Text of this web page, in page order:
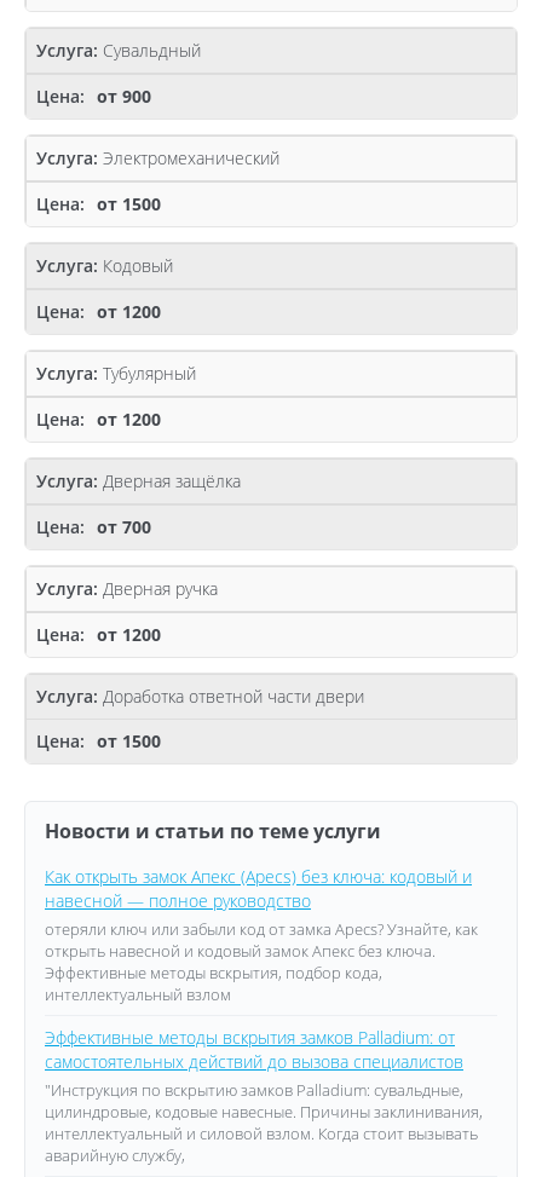
Сувальдный
от 900
Электромеханический
от 1500
Кодовый
от 1200
Тубулярный
от 1200
Дверная защёлка
от 700
Дверная ручка
от 1200
Доработка ответной части двери
от 1500
Новости и статьи по теме услуги
Как открыть замок Апекс (Apecs) без ключа: кодовый и
навесной — полное руководство
отеряли ключ или забыли код от замка Apecs? Узнайте, как
открыть навесной и кодовый замок Апекс без ключа.
Эффективные методы вскрытия, подбор кода,
интеллектуальный взлом
Эффективные методы вскрытия замков Palladium: от
самостоятельных действий до вызова специалистов
"Инструкция по вскрытию замков Palladium: сувальдные,
цилиндровые, кодовые навесные. Причины заклинивания,
интеллектуальный и силовой взлом. Когда стоит вызывать
аварийную службу,